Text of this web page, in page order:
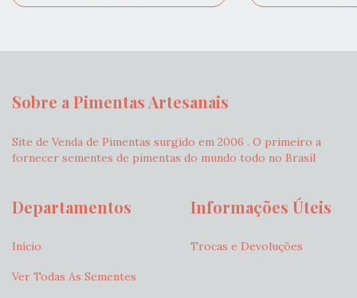
Sobre a Pimentas Artesanais
Site de Venda de Pimentas surgido em 2006 . O primeiro a
fornecer sementes de pimentas do mundo todo no Brasil
Departamentos
Início
Ver Todas As Sementes
Informações Úteis
Trocas e Devoluções